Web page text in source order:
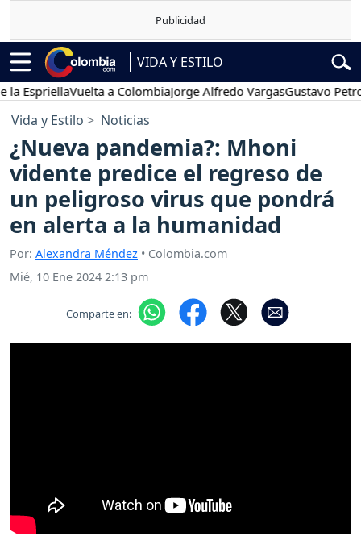
VIDA Y ESTILO
Vuelta a ColombiaJorge Alfredo VargasGustavo Petro
Vida y Estilo Noticias
¿Nueva pandemia?: Mhoni
vidente predice el regreso de
un peligroso virus que pondrá
en alerta a la humanidad
Por: Alexandra Méndez • Colombia.com
Mié, 10 Ene 2024 2:13 pm
Comparte en: